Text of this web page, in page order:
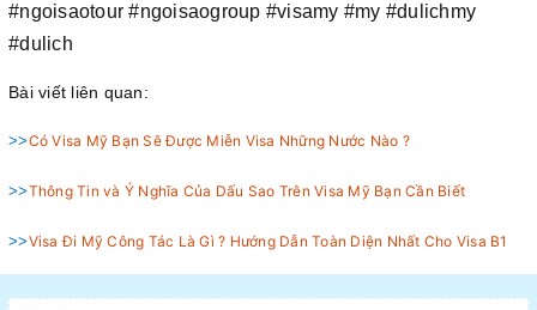
#ngoisaotour #ngoisaogroup #visamy #my #dulichmy
#dulich
Bài viết liên quan:
>>Có Visa Mỹ Bạn Sẽ Được Miễn Visa Những Nước Nào ?
>>Thông Tin và Ý Nghĩa Của Dấu Sao Trên Visa Mỹ Bạn Cần Biết
>>Visa Đi Mỹ Công Tác Là Gì ? Hướng Dẫn Toàn Diện Nhất Cho Visa B1